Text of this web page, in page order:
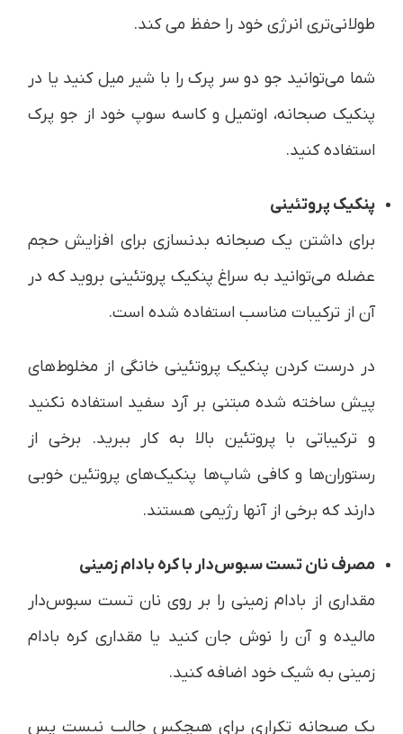
طولانی‌تری انرژی خود را حفظ می کند.
شما می‌توانید جو دو سر پرک را با شیر میل کنید یا در
پنکیک صبحانه، اوتمیل و کاسه سوپ خود از جو پرک
استفاده کنید.
پنکیک پروتئینی
برای داشتن یک صبحانه بدنسازی برای افزایش حجم
عضله می‌توانید به سراغ پنکیک پروتئینی بروید که در
آن از ترکیبات مناسب استفاده شده است.
در درست کردن پنکیک پروتئینی خانگی از مخلوط‌های
پیش ساخته شده مبتنی بر آرد سفید استفاده نکنید
و ترکیباتی با پروتئین بالا به کار ببرید. برخی از
رستوران‌ها و کافی شاپ‌ها پنکیک‌های پروتئین خوبی
دارند که برخی از آنها رژیمی هستند.
مصرف نان تست سبوس‌دار با کره بادام زمینی
مقداری از بادام زمینی را بر روی نان تست سبوس‌دار
مالیده و آن را نوش جان کنید یا مقداری کره بادام
زمینی به شیک خود اضافه کنید.
یک صبحانه تکراری برای هیچکس جالب نیست پس